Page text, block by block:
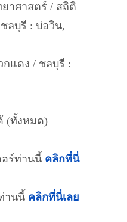
าศาสตร์ / สถิติ
ลบุรี : บ่อวิน,
กแดง / ชลบุรี :
(ทั้งหมด)
อร์ท่านนี้ คลิกที่นี่
านนี้ คลิกที่นี่เลย